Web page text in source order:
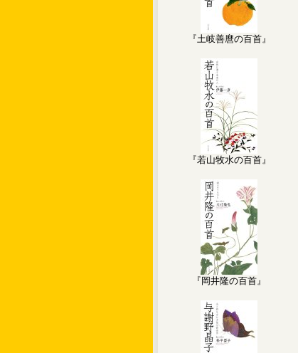
『土岐善麿の百首』
『若山牧水の百首』
『岡井隆の百首』